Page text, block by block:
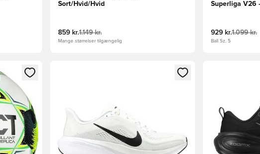
Sort/Hvid/Hvid
859 kr.1.149 kr.
Mange størrelser tilgængelig
Superliga V26
929 kr.1.099 kr.
Ball Sz. 5
eller tilmelde dig som medlem
Åbner en Modal til at logge ind eller tilmelde dig som
Åbner en